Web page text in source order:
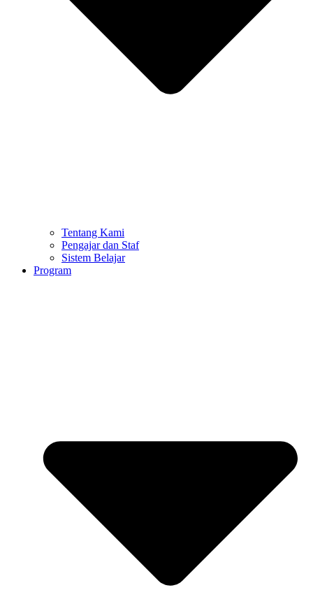
Tentang Kami
Pengajar dan Staf
Sistem Belajar
Program